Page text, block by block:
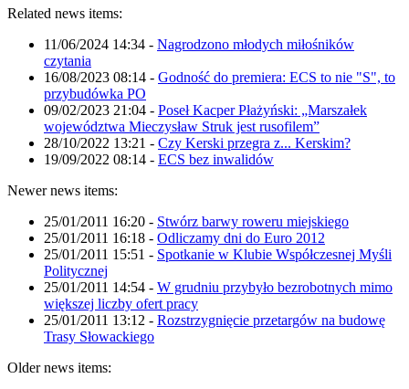
Related news items:
11/06/2024 14:34 - Nagrodzono młodych miłośników
czytania
16/08/2023 08:14 - Godność do premiera: ECS to nie "S", to
przybudówka PO
09/02/2023 21:04 - Poseł Kacper Płażyński: „Marszałek
województwa Mieczysław Struk jest rusofilem”
28/10/2022 13:21 - Czy Kerski przegra z... Kerskim?
19/09/2022 08:14 - ECS bez inwalidów
Newer news items:
25/01/2011 16:20 - Stwórz barwy roweru miejskiego
25/01/2011 16:18 - Odliczamy dni do Euro 2012
25/01/2011 15:51 - Spotkanie w Klubie Współczesnej Myśli
Politycznej
25/01/2011 14:54 - W grudniu przybyło bezrobotnych mimo
większej liczby ofert pracy
25/01/2011 13:12 - Rozstrzygnięcie przetargów na budowę
Trasy Słowackiego
Older news items: